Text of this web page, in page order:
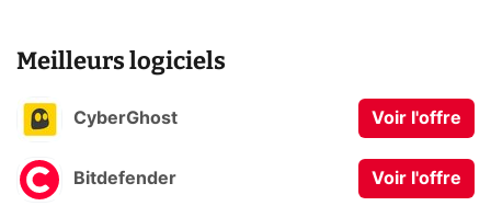
Meilleurs logiciels
CyberGhost Voir l'offre
Bitdefender Voir l'offre